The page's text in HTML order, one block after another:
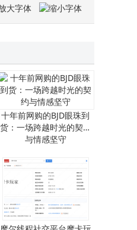
新国标下电动自行车行业“大洗牌”：告别低价，从达标迈向超标新赛道
吉利智驾整合新动态：千里智驾首席科学家及数据负责人将离职
十年前网购的BJD眼珠到
货：一场跨越时光的契约
与情感坚守